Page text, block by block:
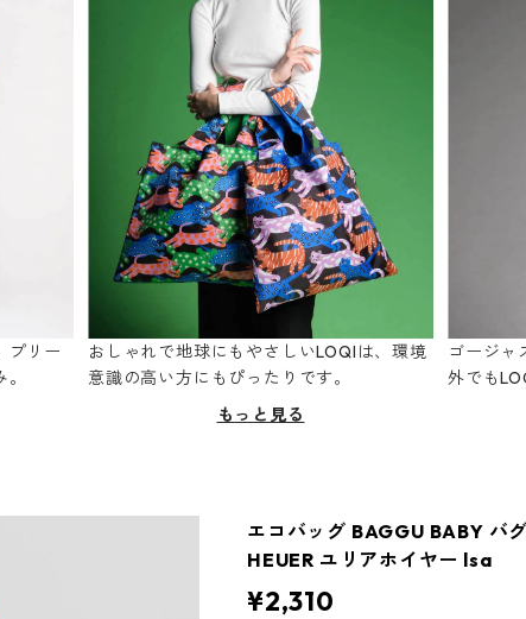
プリー
おしゃれで地球にもやさしいLOQIは、環境
意識の高い方にもぴったりです。
もっと見る
ゴージャ
外でも
エコバッグ BAGGU BABY バ
HEUER ユリアホイヤー lsa
¥2,310